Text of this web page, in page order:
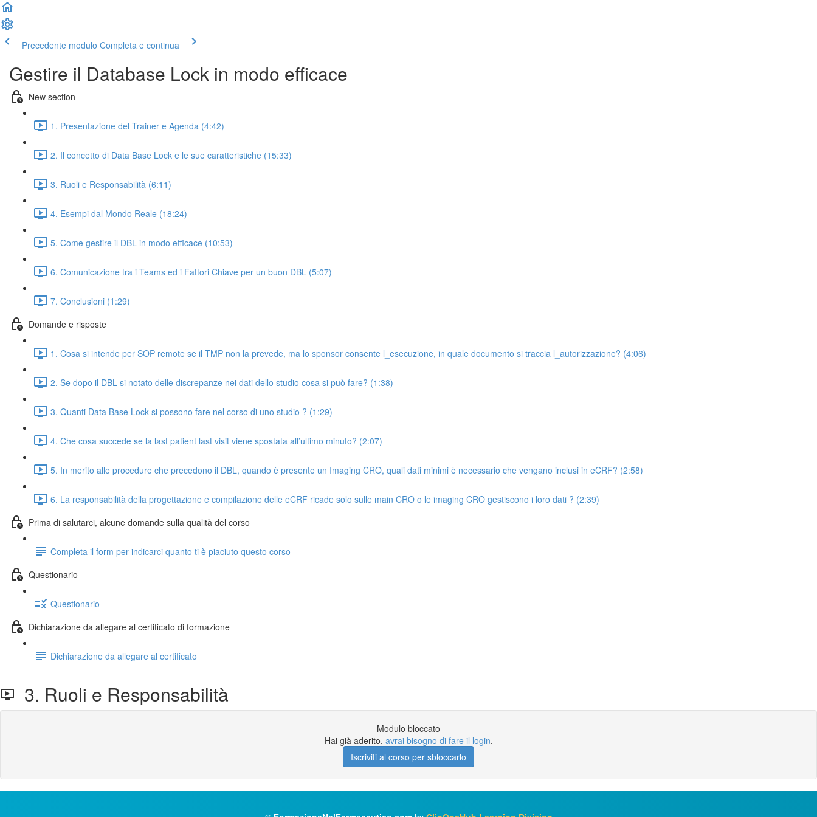
Precedente modulo Completa e continua
Gestire il Database Lock in modo efficace
New section
1. Presentazione del Trainer e Agenda (4:42)
2. Il concetto di Data Base Lock e le sue caratteristiche (15:33)
3. Ruoli e Responsabilità (6:11)
4. Esempi dal Mondo Reale (18:24)
5. Come gestire il DBL in modo efficace (10:53)
6. Comunicazione tra i Teams ed i Fattori Chiave per un buon DBL (5:07)
7. Conclusioni (1:29)
Domande e risposte
1. Cosa si intende per SOP remote se il TMP non la prevede, ma lo sponsor consente l_esecuzione, in quale documento si traccia l_autorizzazione? (4:06)
2. Se dopo il DBL si notato delle discrepanze nei dati dello studio cosa si può fare? (1:38)
3. Quanti Data Base Lock si possono fare nel corso di uno studio ? (1:29)
4. Che cosa succede se la last patient last visit viene spostata all’ultimo minuto? (2:07)
5. In merito alle procedure che precedono il DBL, quando è presente un Imaging CRO, quali dati minimi è necessario che vengano inclusi in eCRF? (2:58)
6. La responsabilità della progettazione e compilazione delle eCRF ricade solo sulle main CRO o le imaging CRO gestiscono i loro dati ? (2:39)
Prima di salutarci, alcune domande sulla qualità del corso
Completa il form per indicarci quanto ti è piaciuto questo corso
Questionario
Questionario
Dichiarazione da allegare al certificato di formazione
Dichiarazione da allegare al certificato
3. Ruoli e Responsabilità
Modulo bloccato
Hai già aderito, avrai bisogno di fare il login.
Iscriviti al corso per sbloccarlo